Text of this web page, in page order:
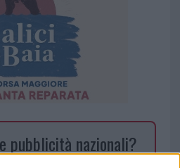
pubblicità nazionali?